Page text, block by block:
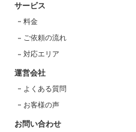
サービス
料金
ご依頼の流れ
対応エリア
運営会社
よくある質問
お客様の声
お問い合わせ